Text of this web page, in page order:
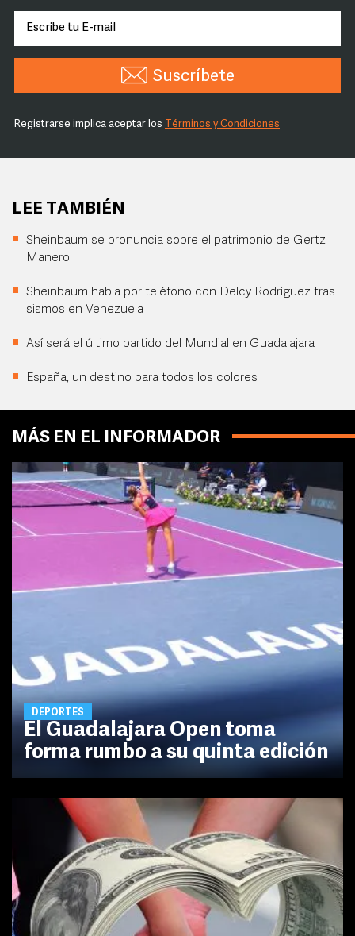
Suscríbete
Registrarse implica aceptar los Términos y Condiciones
LEE TAMBIÉN
Sheinbaum se pronuncia sobre el patrimonio de Gertz
Manero
Sheinbaum habla por teléfono con Delcy Rodríguez tras
sismos en Venezuela
Así será el último partido del Mundial en Guadalajara
España, un destino para todos los colores
MÁS EN EL INFORMADOR
DEPORTES
El Guadalajara Open toma
forma rumbo a su quinta edición